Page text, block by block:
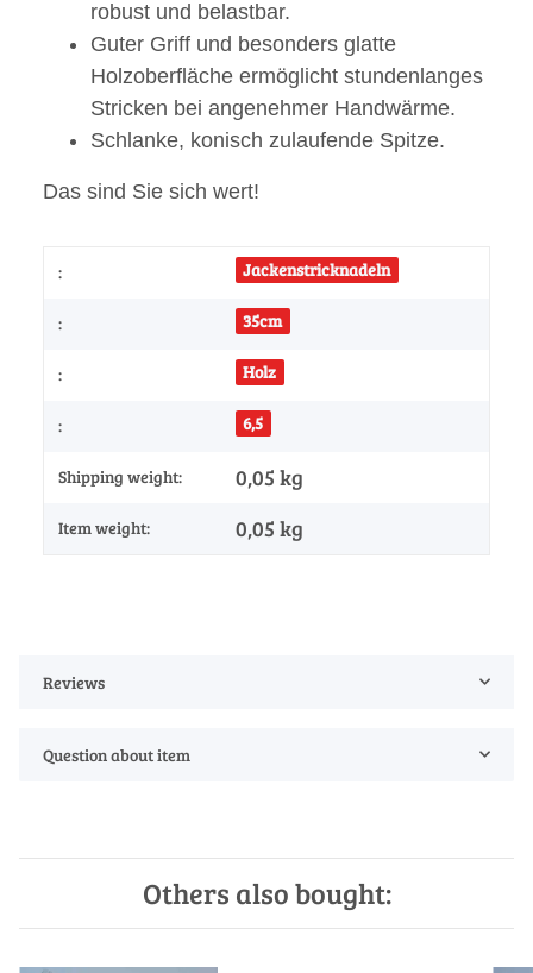
robust und belastbar.
Guter Griff und besonders glatte
Holzoberfläche ermöglicht stundenlanges
Stricken bei angenehmer Handwärme.
Schlanke, konisch zulaufende Spitze.
Das sind Sie sich wert!
: Jackenstricknadeln
: 35cm
: Holz
: 6,5
Shipping weight: 0,05 kg
Item weight: 0,05 kg
Reviews
Question about item
Others also bought: